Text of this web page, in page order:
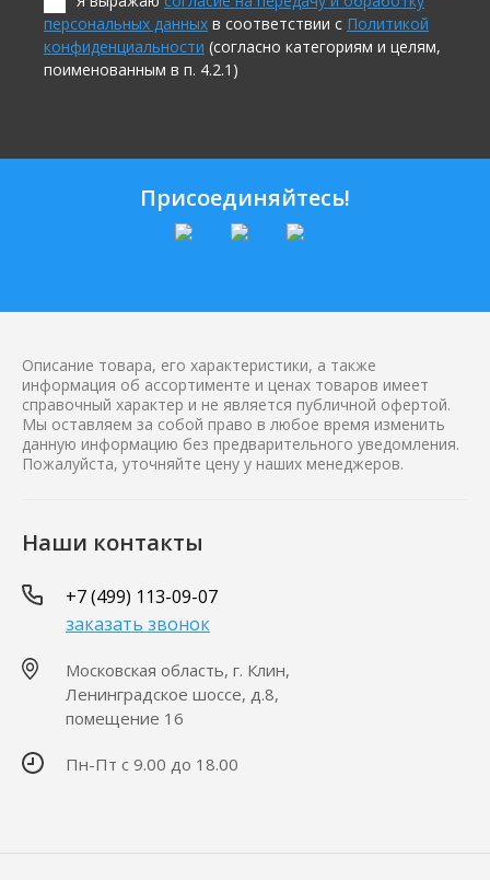
персональных данных в соответствии с Политикой
конфиденциальности (согласно категориям и целям,
поименованным в п. 4.2.1)
Присоединяйтесь!
Описание товара, его характеристики, а также
информация об ассортименте и ценах товаров имеет
справочный характер и не является публичной офертой.
Мы оставляем за собой право в любое время изменить
данную информацию без предварительного уведомления.
Пожалуйста, уточняйте цену у наших менеджеров.
Наши контакты
+7 (499) 113-09-07
заказать звонок
Московская область, г. Клин,
Ленинградское шоссе, д.8,
помещение 16
Пн-Пт с 9.00 до 18.00